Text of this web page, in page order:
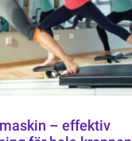
– effektiv